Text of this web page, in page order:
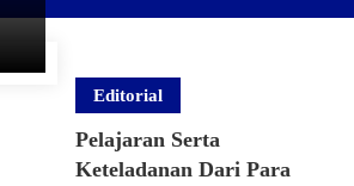
Editorial
Pelajaran Serta
Keteladanan Dari Para